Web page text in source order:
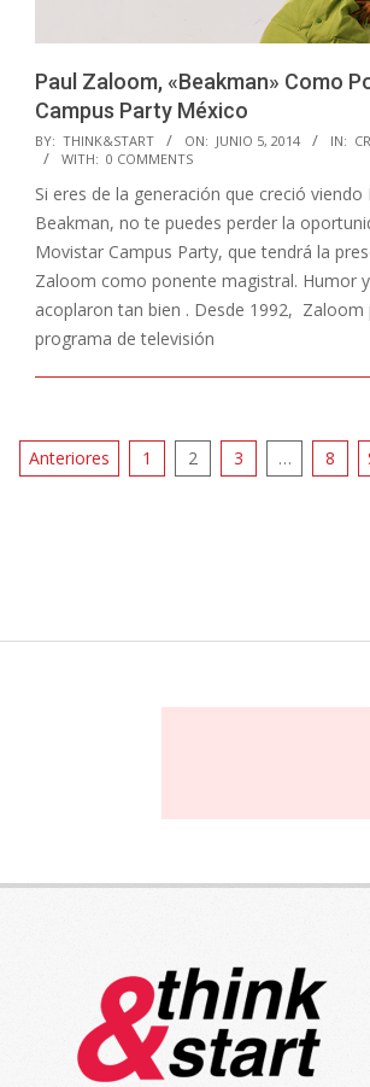
Paul Zaloom, «Beakman» Como
Campus Party México
2014-
06-
05
BY: THINK&START ON: JUNIO 5, 2014 IN:
WITH: 0 COMMENTS
Si eres de la generación que creció viendo
Beakman, no te puedes perder la
Movistar Campus Party, que tendrá la
Zaloom como ponente magistral. Humor
acoplaron tan bien . Desde 1992, Zaloom
programa de televisión
Paginación
Anteriores 1 2 3 … 8